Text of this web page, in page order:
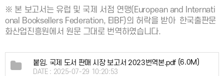
※ 본 보고서는 유럽 및 국제 서점 연맹(European and Internati
onal Booksellers Federation, EIBF)의 허락을 받아 한국출판문
화산업진흥원에서 원문 그대로 번역하였습니다.
붙임. 국제 도서 판매 시장 보고서 2023번역본.pdf (6.0M)
DATE : 2025-07-29 10:20:53